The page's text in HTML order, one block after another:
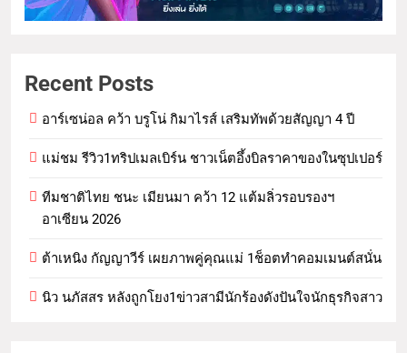
Recent Posts
อาร์เซน่อล คว้า บรูโน่ กิมาไรส์ เสริมทัพด้วยสัญญา 4 ปี
แม่ชม รีวิว1ทริปเมลเบิร์น ชาวเน็ตอึ้งบิลราคาของในซุปเปอร์
ทีมชาติไทย ชนะ เมียนมา คว้า 12 แต้มลิ่วรอบรองฯ
อาเซียน 2026
ต้าเหนิง กัญญาวีร์ เผยภาพคู่คุณแม่ 1ช็อตทำคอมเมนต์สนั่น
นิว นภัสสร หลังถูกโยง1ข่าวสามีนักร้องดังปันใจนักธุรกิจสาว